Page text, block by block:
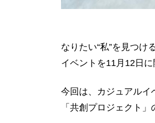
なりたい“私”を見つけ
イベントを11月12日に
今回は、カジュアルイ
「共創プロジェクト